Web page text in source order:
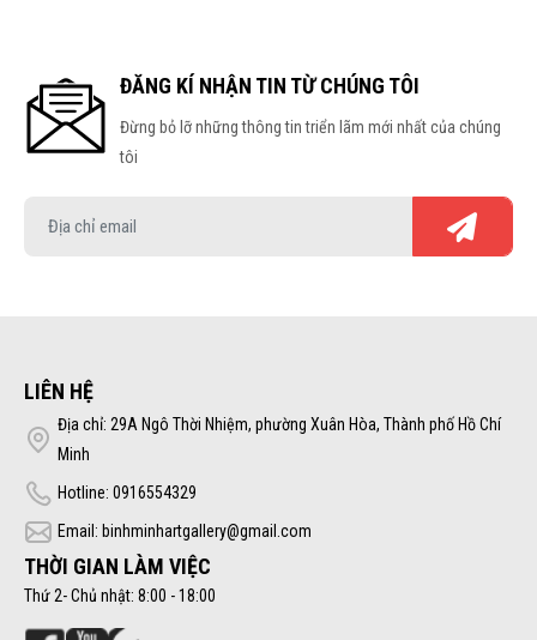
ĐĂNG KÍ NHẬN TIN TỪ CHÚNG TÔI
Đừng bỏ lỡ những thông tin triển lãm mới nhất của chúng
tôi
LIÊN HỆ
Địa chỉ: 29A Ngô Thời Nhiệm, phường Xuân Hòa, Thành phố Hồ Chí
Minh
Hotline: 0916554329
Email: binhminhartgallery@gmail.com
THỜI GIAN LÀM VIỆC
Thứ 2- Chủ nhật: 8:00 - 18:00